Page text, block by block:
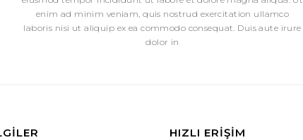
enim ad minim veniam, quis nostrud exercitation ullamco
laboris nisi ut aliquip ex ea commodo consequat. Duis aute irure
dolor in
HIZLI ERIŞIM